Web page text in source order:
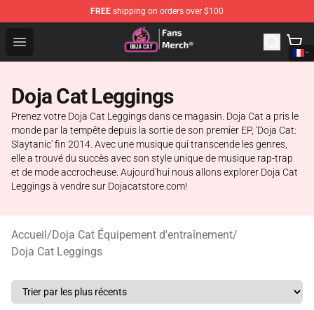
FREE shipping on orders over $100
Open menu
Doja Cat Store - Official Doja Cat Merchandise Shop
Doja Cat Leggings
Prenez votre Doja Cat Leggings dans ce magasin. Doja Cat a pris le
monde par la tempête depuis la sortie de son premier EP, 'Doja Cat:
Slaytanic' fin 2014. Avec une musique qui transcende les genres,
elle a trouvé du succès avec son style unique de musique rap-trap
et de mode accrocheuse. Aujourd'hui nous allons explorer Doja Cat
Leggings à vendre sur Dojacatstore.com!
Accueil/Doja Cat Équipement d'entraînement/
Doja Cat Leggings